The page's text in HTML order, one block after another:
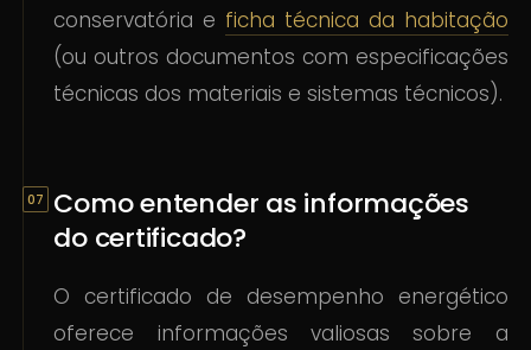
conservatória e ficha técnica da habitação
(ou outros documentos com especificações
técnicas dos materiais e sistemas técnicos).
Como entender as informações
do certificado?
O certificado de desempenho energético
oferece informações valiosas sobre a